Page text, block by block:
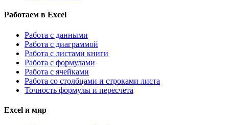
Работаем в Excel
Работа с данными
Работа с диаграммой
Работа с листами книги
Работа с формулами
Работа с ячейками
Работа со столбцами и строками листа
Точность формулы и пересчета
Excel и мир